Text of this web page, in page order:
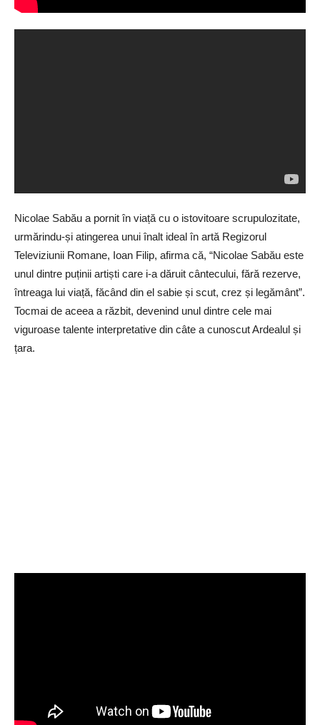
Nicolae Sabău a pornit în viață cu o istovitoare scrupulozitate,
urmărindu-și atingerea unui înalt ideal în artă Regizorul
Televiziunii Romane, Ioan Filip, afirma că, “Nicolae Sabău este
unul dintre puținii artiști care i-a dăruit cântecului, fără rezerve,
întreaga lui viață, făcând din el sabie și scut, crez și legământ”.
Tocmai de aceea a răzbit, devenind unul dintre cele mai
viguroase talente interpretative din câte a cunoscut Ardealul și
țara.